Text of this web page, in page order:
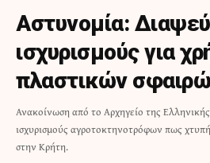
Αστυνομία:
ισχυρισμούς για
πλαστικών
Ανακοίνωση από το Αρχηγείο της
ισχυρισμούς αγροτοκτηνοτρόφων πως
στην Κρήτη.